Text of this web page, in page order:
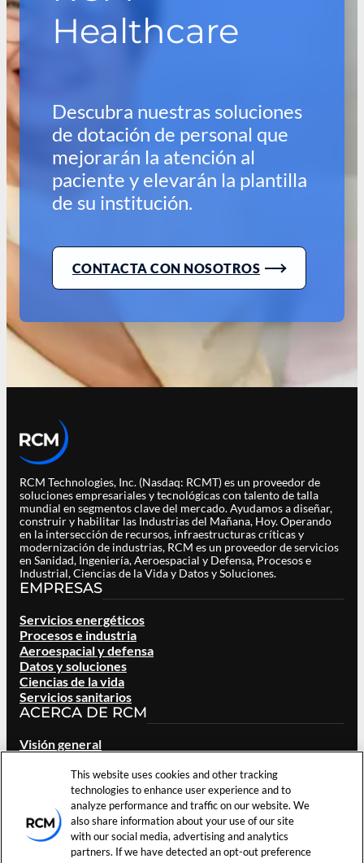
Healthcare
Descubra nuestras soluciones
de dotación de personal que
mejorarán la atención al
paciente y elevarán la plantilla
de su institución.
CONTACTA CON NOSOTROS
RCM Technologies, Inc. (Nasdaq: RCMT) es un proveedor de
soluciones empresariales y tecnológicas con talento de talla
mundial en segmentos clave del mercado. Ayudamos a diseñar,
construir y habilitar las Industrias del Mañana, Hoy. Operando
en la intersección de recursos, infraestructuras críticas y
modernización de industrias, RCM es un proveedor de servicios
en Sanidad, Ingeniería, Aeroespacial y Defensa, Procesos e
Industrial, Ciencias de la Vida y Datos y Soluciones.
EMPRESAS
Servicios energéticos
Procesos e industria
Aeroespacial y defensa
Datos y soluciones
Ciencias de la vida
Servicios sanitarios
ACERCA DE RCM
Visión general
Ubicaciones
Carreras
Inversores
Noticias y eventos
Recursos
Contacta con nosotros
This website uses cookies and other tracking
technologies to enhance user experience and to
analyze performance and traffic on our website. We
also share information about your use of our site
with our social media, advertising and analytics
partners. If we have detected an opt-out preference